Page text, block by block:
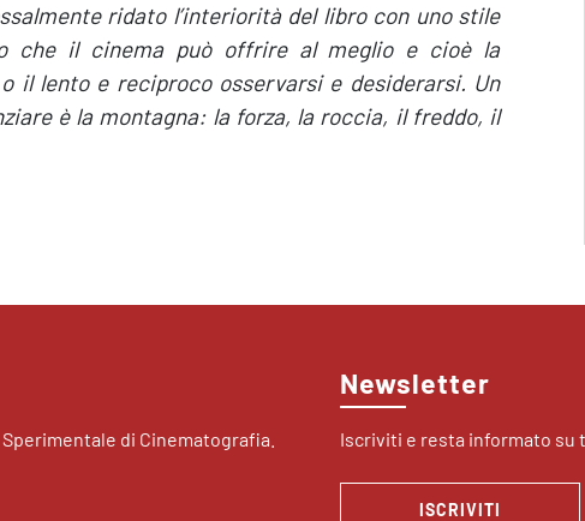
ridato l’interiorità del libro con uno stile
che il cinema può offrire al meglio e cioè la
il lento e reciproco osservarsi e desiderarsi. Un
è la montagna: la forza, la roccia, il freddo, il
di Cinematografia.
Newsletter
Iscriviti e resta informato su
ISCRIVITI